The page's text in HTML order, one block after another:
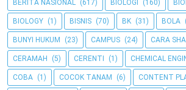
BERITA NASIONAL (617) BIOLOGI (160)
BIOLOGY (1) BISNIS (70) BK (31) BOLA
BUNYI HUKUM (23) CAMPUS (24) CARA
CERAMAH (5) CERENTI (1) CHEMICAL
COBA (1) COCOK TANAM (6) CONTENT